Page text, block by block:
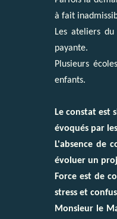
à fait
Les ateliers
payante.
Plusieurs
enfants.
Le constat est
évoqués par
L'absence de
évoluer un
Force est de
stress et
Monsieur le